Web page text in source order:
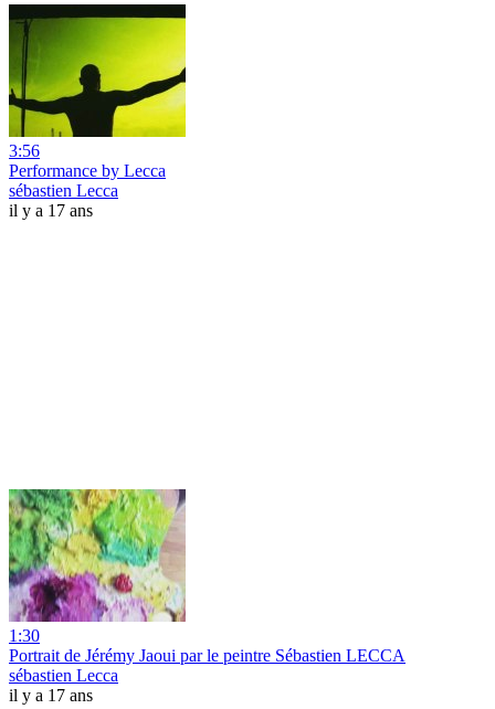
3:56
Performance by Lecca
sébastien Lecca
il y a 17 ans
1:30
Portrait de Jérémy Jaoui par le peintre Sébastien LECCA
sébastien Lecca
il y a 17 ans